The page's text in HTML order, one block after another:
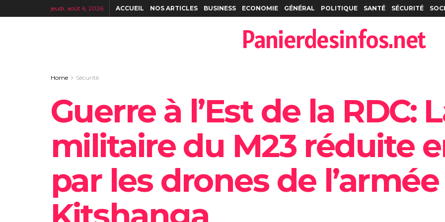
jeudi, août 6, 2026 ACCUEIL NOS ARTICLES BUSINESS ECONOMIE GÉNÉRAL POLITIQUE SANTÉ SÉCURITÉ
Panierdesinfos.net
Home Sécurité
Guerre à l’Est de la RDC:
militaire du M23 réduite
par les drones de